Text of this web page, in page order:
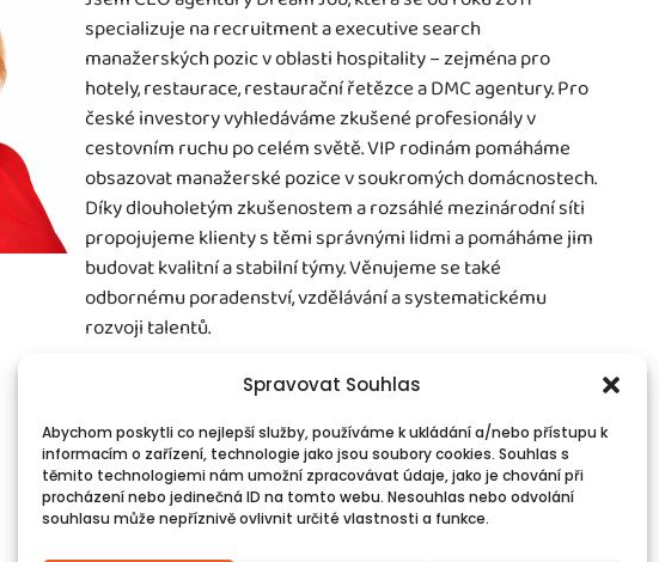
Spravovat Souhlas
Abychom poskytli co nejlepší služby, používáme k ukládání a/nebo přístupu k
informacím o zařízení, technologie jako jsou soubory cookies. Souhlas s
těmito technologiemi nám umožní zpracovávat údaje, jako je chování při
procházení nebo jedinečná ID na tomto webu. Nesouhlas nebo odvolání
souhlasu může nepříznivě ovlivnit určité vlastnosti a funkce.
specializuje na recruitment a executive search
manažerských pozic v oblasti hospitality – zejména pro
hotely, restaurace, restaurační řetězce a DMC agentury. Pro
české investory vyhledáváme zkušené profesionály v
cestovním ruchu po celém světě. VIP rodinám pomáháme
obsazovat manažerské pozice v soukromých domácnostech.
Díky dlouholetým zkušenostem a rozsáhlé mezinárodní síti
propojujeme klienty s těmi správnými lidmi a pomáháme jim
budovat kvalitní a stabilní týmy. Věnujeme se také
odbornému poradenství, vzdělávání a systematickému
rozvoji talentů.
Povinné informace
GDPR
Cookies
Spojte se s námi!
Kontakty